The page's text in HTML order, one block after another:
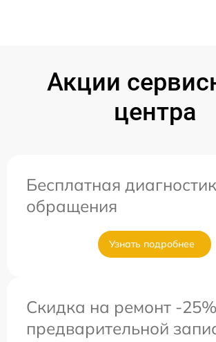
Акции
центра
Бесплатная
обращения
Узнать подробнее
Скидка на ремонт -
предварительной